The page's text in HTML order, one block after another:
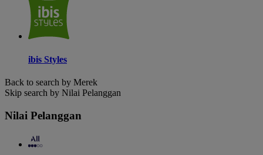
ibis Styles
Back to search by Merek
Skip search by Nilai Pelanggan
Nilai Pelanggan